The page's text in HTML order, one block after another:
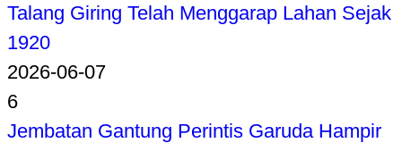
Talang Giring Telah Menggarap Lahan Sejak
1920
2026-06-07
6
Jembatan Gantung Perintis Garuda Hampir